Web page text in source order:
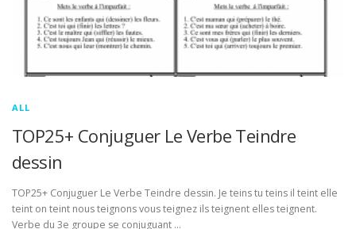
ALL
TOP25+ Conjuguer Le Verbe Teindre
dessin
TOP25+ Conjuguer Le Verbe Teindre dessin. Je teins tu teins il teint elle
teint on teint nous teignons vous teignez ils teignent elles teignent.
Verbe du 3e groupe se conjuguant …